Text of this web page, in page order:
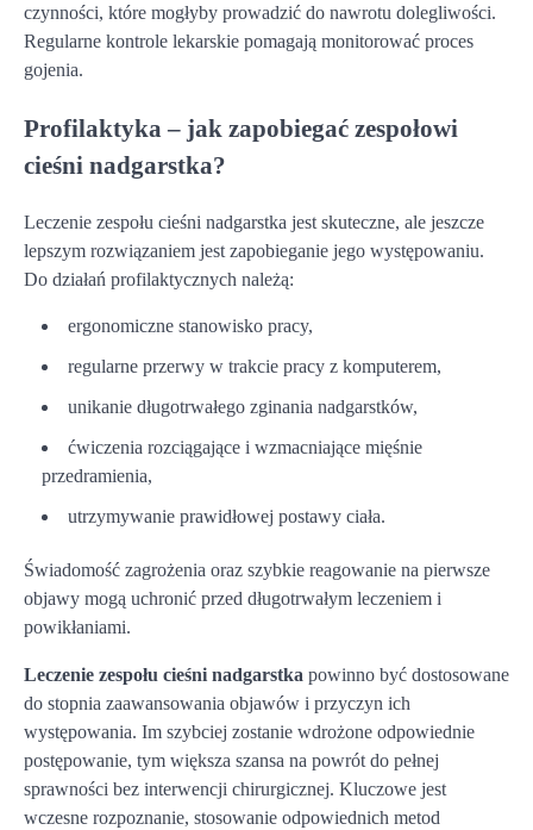
czynności, które mogłyby prowadzić do nawrotu dolegliwości.
Regularne kontrole lekarskie pomagają monitorować proces
gojenia.
Profilaktyka – jak zapobiegać zespołowi
cieśni nadgarstka?
Leczenie zespołu cieśni nadgarstka jest skuteczne, ale jeszcze
lepszym rozwiązaniem jest zapobieganie jego występowaniu.
Do działań profilaktycznych należą:
ergonomiczne stanowisko pracy,
regularne przerwy w trakcie pracy z komputerem,
unikanie długotrwałego zginania nadgarstków,
ćwiczenia rozciągające i wzmacniające mięśnie
przedramienia,
utrzymywanie prawidłowej postawy ciała.
Świadomość zagrożenia oraz szybkie reagowanie na pierwsze
objawy mogą uchronić przed długotrwałym leczeniem i
powikłaniami.
Leczenie zespołu cieśni nadgarstka powinno być dostosowane
do stopnia zaawansowania objawów i przyczyn ich
występowania. Im szybciej zostanie wdrożone odpowiednie
postępowanie, tym większa szansa na powrót do pełnej
sprawności bez interwencji chirurgicznej. Kluczowe jest
wczesne rozpoznanie, stosowanie odpowiednich metod